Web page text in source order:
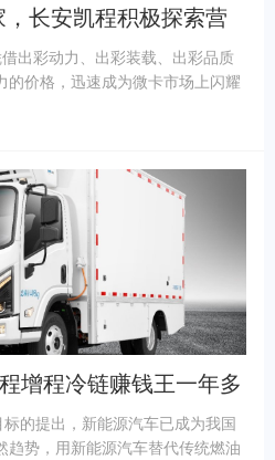
长安凯程积极探索营
出彩动力、出彩装载、出彩品质
的价格，迅速成为微卡市场上闪耀
反复复，给人民的生活和出行都造
增程冷链赚钱王一年多
的提出，新能源汽车已成为我国
趋势，用新能源汽车替代传统燃油